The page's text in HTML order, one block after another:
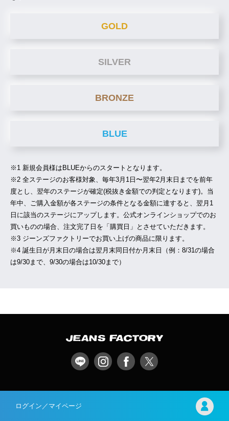
GOLD
SILVER
BRONZE
BLUE
※1 新規会員様はBLUEからのスタートとなります。
※2 全ステージのお客様対象、毎年3月1日〜翌年2月末日までを前年
度とし、翌年のステージが確定(税抜き金額での判定となります)。当
年中、ご購入金額が各ステージの条件となる金額に達すると、翌月1
日に該当のステージにアップします。公式オンラインショップでのお
買いものの場合、注文完了日を「購買日」とさせていただきます。
※3 ジーンズファクトリーでお買い上げの商品に限ります。
※4 誕生日が月末日の場合は翌月末同日付か月末日（例：8/31の場合
は9/30まで、9/30の場合は10/30まで）
ログイン／マイページ